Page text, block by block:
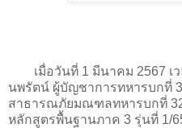
เมื่อวันที่ 1 มีนาคม 2567 เ
นพรัตน์ ผู้บัญชาการทหารบกที่
สาธารณภัยมณฑลทหารบกที่
หลักสูตรพื้นฐานภาค 3 รุ่นที่ 1/